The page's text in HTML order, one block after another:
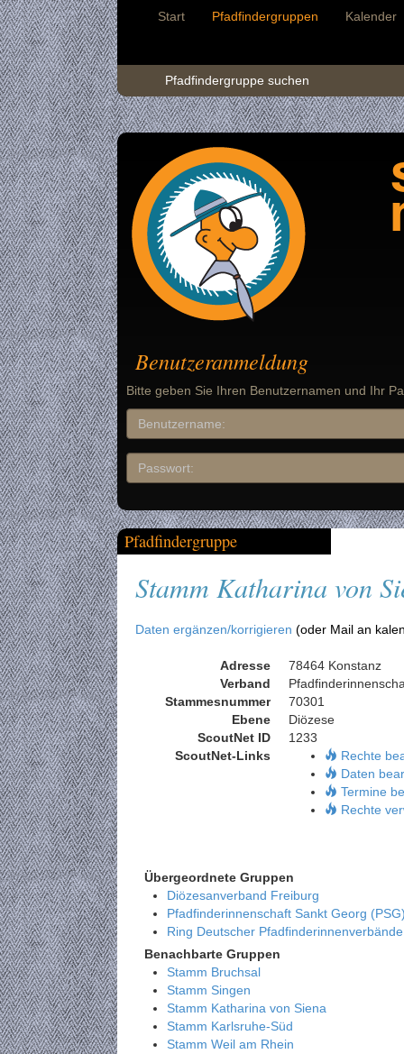
Start Pfadfindergruppen Kalender
Pfadfindergruppe suchen
Benutzeranmeldung
Bitte geben Sie Ihren Benutzernamen und Ihr
Pfadfindergruppe
Stamm Katharina von
Daten ergänzen/korrigieren (oder Mail an
Adresse
78464 Konstanz
Verband
Stammesnummer
70301
Ebene
Diözese
ScoutNet ID
1233
ScoutNet-Links
Rechte
Daten
Termine
Rechte
Übergeordnete Gruppen
Diözesanverband Freiburg
Pfadfinderinnenschaft Sankt Georg
Ring Deutscher
Benachbarte Gruppen
Stamm Bruchsal
Stamm Singen
Stamm Katharina von Siena
Stamm Karlsruhe-Süd
Stamm Weil am Rhein